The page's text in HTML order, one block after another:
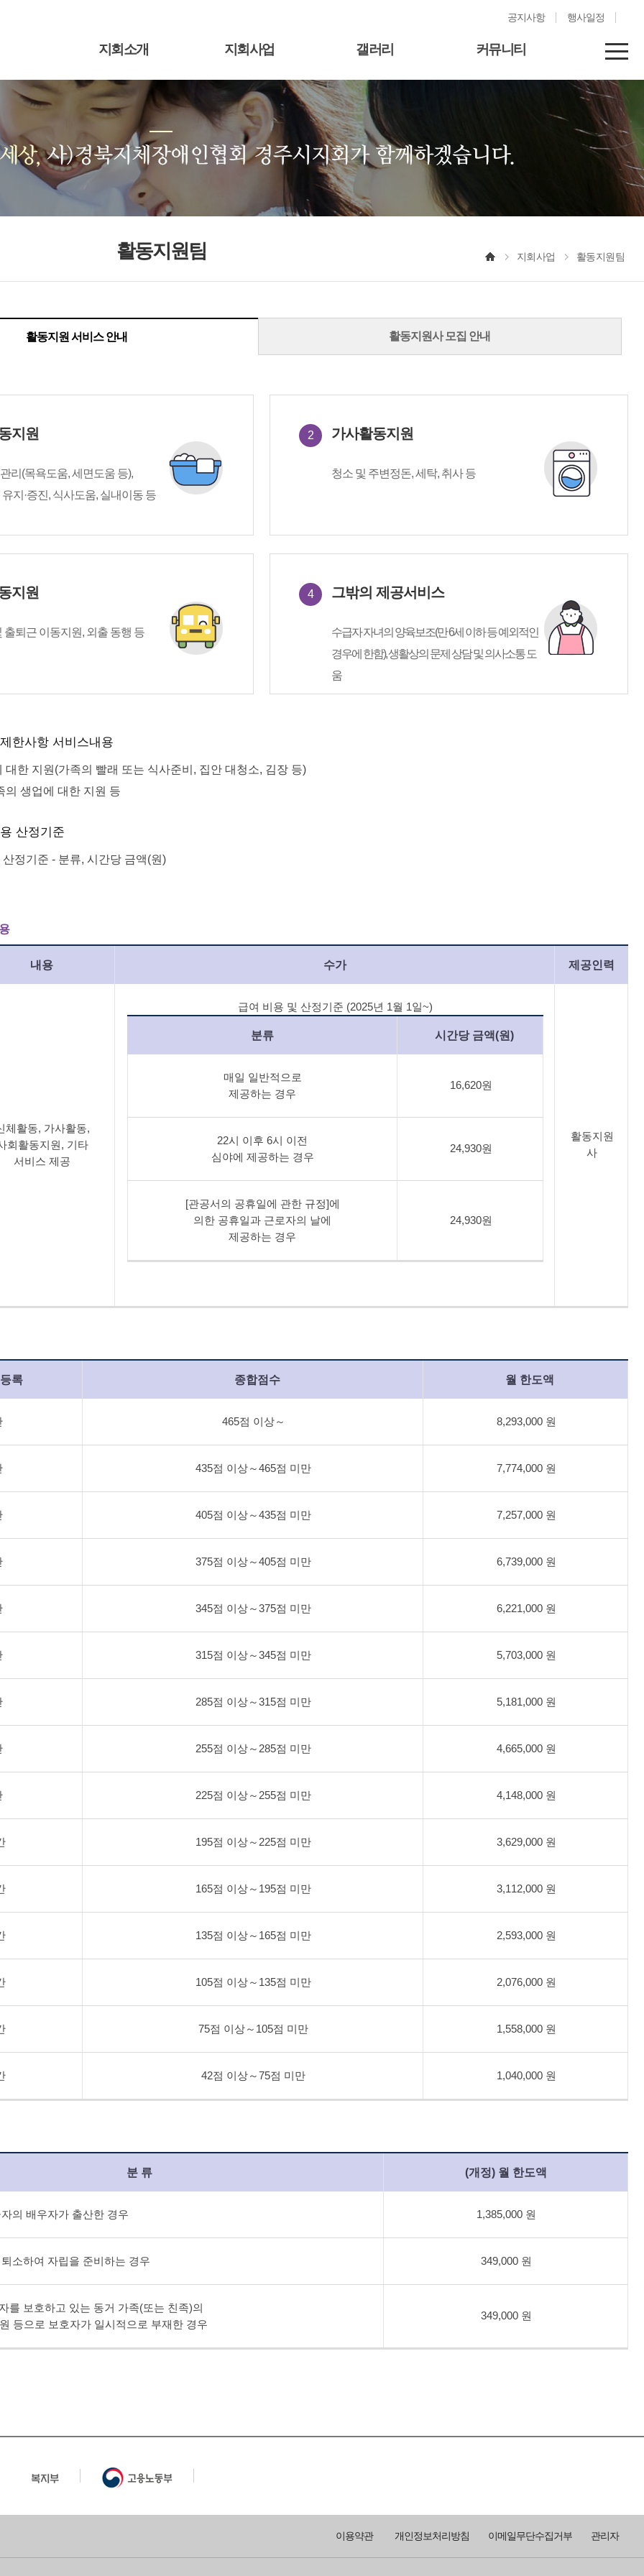
공지사항 행사일정
지회소개 지회사업 갤러리 커뮤니티
활동지원팀 지회사업 활동지원팀
활동지원 서비스 안내 활동지원사 모집 안내
지원
리(목욕도움, 세면도움 등),
지·증진, 식사도움, 실내이동 등
2 가사활동지원
청소 및 주변정돈, 세탁, 취사 등
지원
출퇴근 이동지원, 외출 동행 등
4 그밖의 제공서비스
수급자 자녀의 양육보조(만 6세 이하 등 예외적인
경우에 한함), 생활상의 문제 상담 및 의사소통 도
움
한사항 서비스내용
대한 지원(가족의 빨래 또는 식사준비, 집안 대청소, 김장 등)
의 생업에 대한 지원 등
산정기준
정기준 - 분류, 시간당 금액(원)
내용 수가 제공인력
체활동, 가사활동,
회활동지원, 기타
서비스 제공
급여 비용 및 산정기준 (2025년 1월 1일~)
분류 시간당 금액(원)
매일 일반적으로
제공하는 경우
16,620원
22시 이후 6시 이전
심야에 제공하는 경우
24,930원
[관공서의 공휴일에 관한 규정]에
의한 공휴일과 근로자의 날에
제공하는 경우
24,930원
활동지원
사
록 종합점수 월 한도액
465점 이상～ 8,293,000 원
435점 이상～465점 미만 7,774,000 원
405점 이상～435점 미만 7,257,000 원
375점 이상～405점 미만 6,739,000 원
345점 이상～375점 미만 6,221,000 원
315점 이상～345점 미만 5,703,000 원
285점 이상～315점 미만 5,181,000 원
255점 이상～285점 미만 4,665,000 원
225점 이상～255점 미만 4,148,000 원
195점 이상～225점 미만 3,629,000 원
165점 이상～195점 미만 3,112,000 원
135점 이상～165점 미만 2,593,000 원
105점 이상～135점 미만 2,076,000 원
75점 이상～105점 미만 1,558,000 원
42점 이상～75점 미만 1,040,000 원
분 류 (개정) 월 한도액
의 배우자가 출산한 경우 1,385,000 원
소하여 자립을 준비하는 경우 349,000 원
를 보호하고 있는 동거 가족(또는 친족)의
등으로 보호자가 일시적으로 부재한 경우
349,000 원
관리자
이메일무단수집거부
개인정보처리방침
이용약관